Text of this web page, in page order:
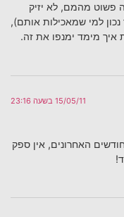
מהמם, לא יזיק
למי שמאכילות אותם),
ימנפו את זה.
15/05/11 בשעה 23:16
האחרונים, אין ספק